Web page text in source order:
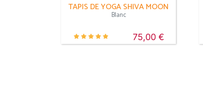
TAPIS DE YOGA SHIVA MOON
Blanc
75,00 €